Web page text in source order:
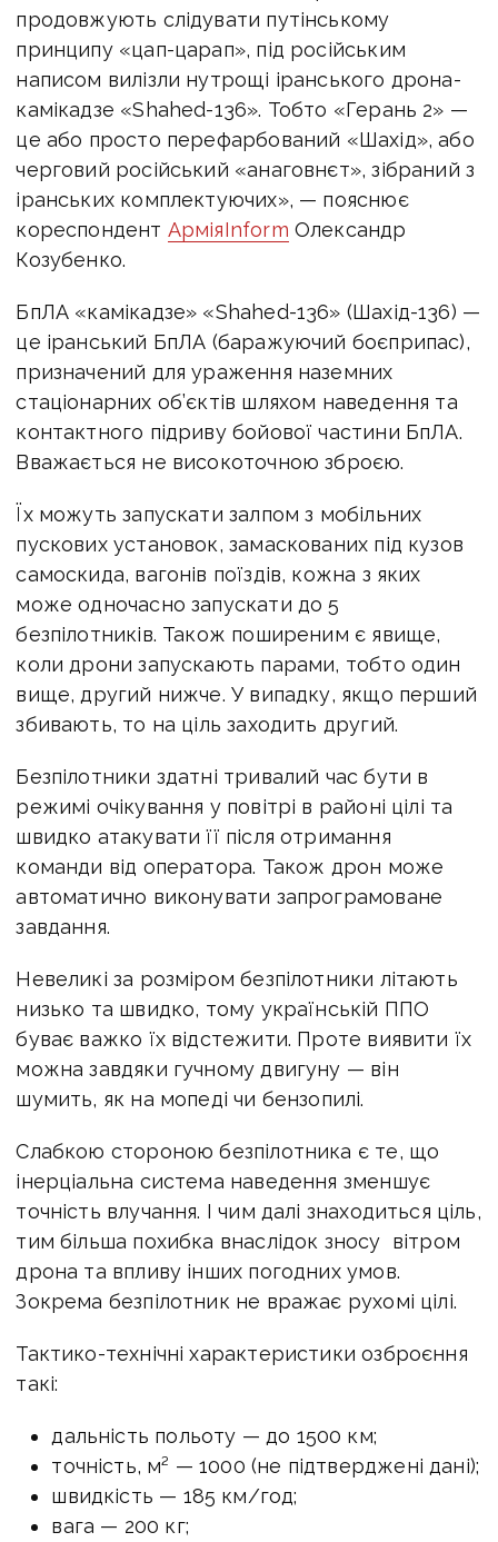
продовжують слідувати путінському
принципу «цап-царап», під російським
написом вилізли нутрощі іранського дрона-
камікадзе «Shahed-136». Тобто «Герань 2» —
це або просто перефарбований «Шахід», або
черговий російський «анаговнєт», зібраний з
іранських комплектуючих», — пояснює
кореспондент АрміяInform Олександр
Козубенко.
БпЛА «камікадзе» «Shahed-136» (Шахід-136) —
це іранський БпЛА (баражуючий боєприпас),
призначений для ураження наземних
стаціонарних об’єктів шляхом наведення та
контактного підриву бойової частини БпЛА.
Вважається не високоточною зброєю.
Їх можуть запускати залпом з мобільних
пускових установок, замаскованих під кузов
самоскида, вагонів поїздів, кожна з яких
може одночасно запускати до 5
безпілотників. Також поширеним є явище,
коли дрони запускають парами, тобто один
вище, другий нижче. У випадку, якщо перший
збивають, то на ціль заходить другий.
Безпілотники здатні тривалий час бути в
режимі очікування у повітрі в районі цілі та
швидко атакувати її після отримання
команди від оператора. Також дрон може
автоматично виконувати запрограмоване
завдання.
Невеликі за розміром безпілотники літають
низько та швидко, тому українській ППО
буває важко їх відстежити. Проте виявити їх
можна завдяки гучному двигуну — він
шумить, як на мопеді чи бензопилі.
Слабкою стороною безпілотника є те, що
інерціальна система наведення зменшує
точність влучання. І чим далі знаходиться ціль,
тим більша похибка внаслідок зносу вітром
дрона та впливу інших погодних умов.
Зокрема безпілотник не вражає рухомі цілі.
Тактико-технічні характеристики озброєння
такі:
дальність польоту — до 1500 км;
точність, м² — 1000 (не підтверджені дані);
швидкість — 185 км/год;
вага — 200 кг;